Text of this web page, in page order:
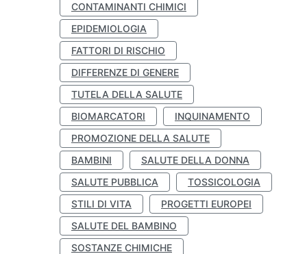
CONTAMINANTI CHIMICI
EPIDEMIOLOGIA
FATTORI DI RISCHIO
DIFFERENZE DI GENERE
TUTELA DELLA SALUTE
BIOMARCATORI
INQUINAMENTO
PROMOZIONE DELLA SALUTE
BAMBINI
SALUTE DELLA DONNA
SALUTE PUBBLICA
TOSSICOLOGIA
STILI DI VITA
PROGETTI EUROPEI
SALUTE DEL BAMBINO
SOSTANZE CHIMICHE